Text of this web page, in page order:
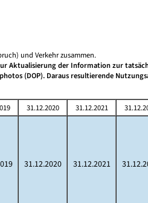
und Verkehr zusammen.
Aktualisierung der Information zur
(DOP). Daraus resultierende
31.12.2020 31.12.2021
31.12.2020 31.12.2021